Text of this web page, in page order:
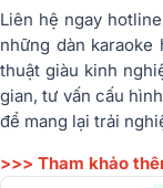
Liên hệ ngay hotline
những dàn
thuật giàu kinh
gian, tư vấn cấu
để mang lại trải
>>> Tham khảo